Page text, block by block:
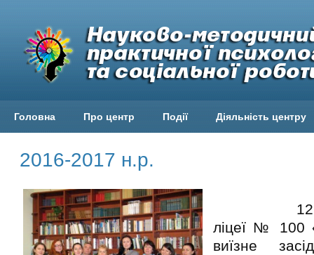
Головна Про центр Події Діяльність центру
2016-2017 н.р.
12
ліцеї № 100
виїзне